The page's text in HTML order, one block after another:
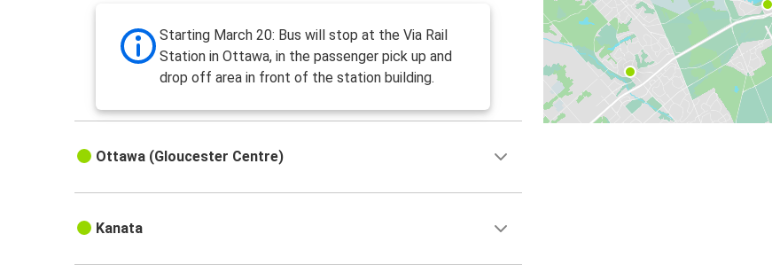
Starting March 20: Bus will stop at the Via Rail
Station in Ottawa, in the passenger pick up and
drop off area in front of the station building.
Ottawa (Gloucester Centre)
Kanata